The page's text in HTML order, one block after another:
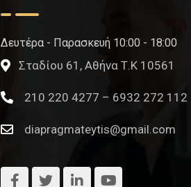
Δευτέρα - Παρασκευή 10:00 - 18:00
Σταδίου 61, Αθήνα Τ.Κ 10561
210 220 4277 – 6932 272 112
diapragmateytis@gmail.com